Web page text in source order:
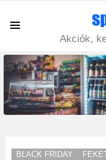
Akciók,
LATEST
STORIES
BLACK FRIDAY